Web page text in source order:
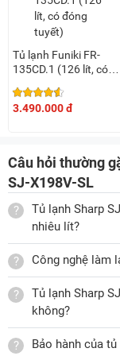
công nghệ làm
lạnh được tích
nghệ này, tủ lạnh
bên trong tủ, giúp
chóng. Điều này
được làm lạnh
Trang bị bộ lọc
Ngoài công nghệ
X198V-SL còn
công nghệ này, bộ
vô hiệu hóa hoạt
chứa tủ lạnh, mang
trong lành, sạch
hơn, tươi ngon
Tủ lạnh Funiki FR-
135CD.1 (126 lít, có
3.490.000 đ
Câu hỏi thường
SJ-X198V-SL
Tủ lạnh Sharp
nhiêu lít?
Công nghệ làm
Tủ lạnh Sharp
không?
Bảo hành của